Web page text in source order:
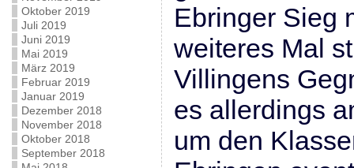
Oktober 2019
Juli 2019
Juni 2019
Mai 2019
März 2019
Februar 2019
Januar 2019
Dezember 2018
November 2018
Oktober 2018
September 2018
Ebringer Sieg
weiteres Mal
Villingens
es allerdings
um den